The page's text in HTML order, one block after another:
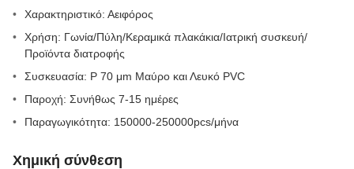
Χαρακτηριστικό: Αειφόρος
Χρήση: Γωνία/Πύλη/Κεραμικά πλακάκια/Ιατρική συσκευή/
Προϊόντα διατροφής
Συσκευασία: P 70 μm Μαύρο και Λευκό PVC
Παροχή: Συνήθως 7-15 ημέρες
Παραγωγικότητα: 150000-250000pcs/μήνα
Χημική σύνθεση